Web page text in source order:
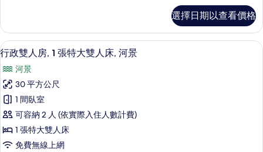
準
雙
人
床,
河
景
的
所
有
雙
人
房,
1
張
標
準
雙
人
床,
河
景
選擇日期以查看價格
顯
示
行
政
雙
人
房,
行政雙人房, 1 張特大雙人床, 河景 |
7
行政雙人房, 1 張特大雙人床, 河景
河景
30 平方公尺
1 間臥室
可容納 2 人 (依實際入住人數計費)
1 張特大雙人床
免費無線上網